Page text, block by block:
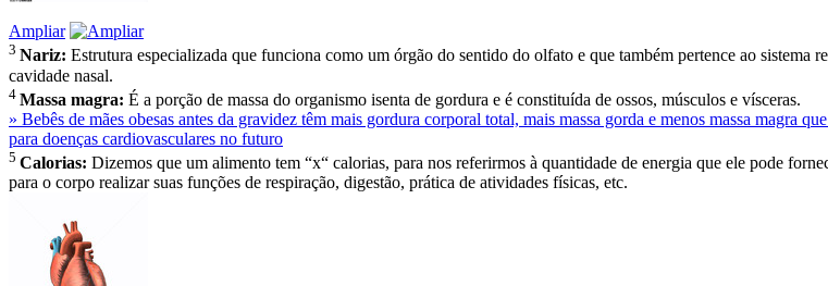
Ampliar
3 Nariz: Estrutura especializada que funciona como um órgão do sentido do olfato e que também pertence ao sistema
cavidade nasal.
4 Massa magra: É a porção de massa do organismo isenta de gordura e é constituída de ossos, músculos e vísceras.
» Bebês de mães obesas antes da gravidez têm mais gordura corporal total, mais massa gorda e menos massa magra
para doenças cardiovasculares no futuro
5 Calorias: Dizemos que um alimento tem “x“ calorias, para nos referirmos à quantidade de energia que ele pode
para o corpo realizar suas funções de respiração, digestão, prática de atividades físicas, etc.